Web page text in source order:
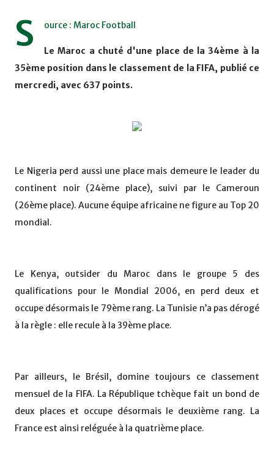
S ource : Maroc Football
Le Maroc a chuté d'une place de la 34ème à la
35ème position dans le classement de la FIFA, publié ce
mercredi, avec 637 points.
Le Nigeria perd aussi une place mais demeure le leader du
continent noir (24ème place), suivi par le Cameroun
(26ème place). Aucune équipe africaine ne figure au Top 20
mondial.
Le Kenya, outsider du Maroc dans le groupe 5 des
qualifications pour le Mondial 2006, en perd deux et
occupe désormais le 79ème rang. La Tunisie n’a pas dérogé
à la règle : elle recule à la 39ème place.
Par ailleurs, le Brésil, domine toujours ce classement
mensuel de la FIFA. La République tchèque fait un bond de
deux places et occupe désormais le deuxième rang. La
France est ainsi reléguée à la quatrième place.